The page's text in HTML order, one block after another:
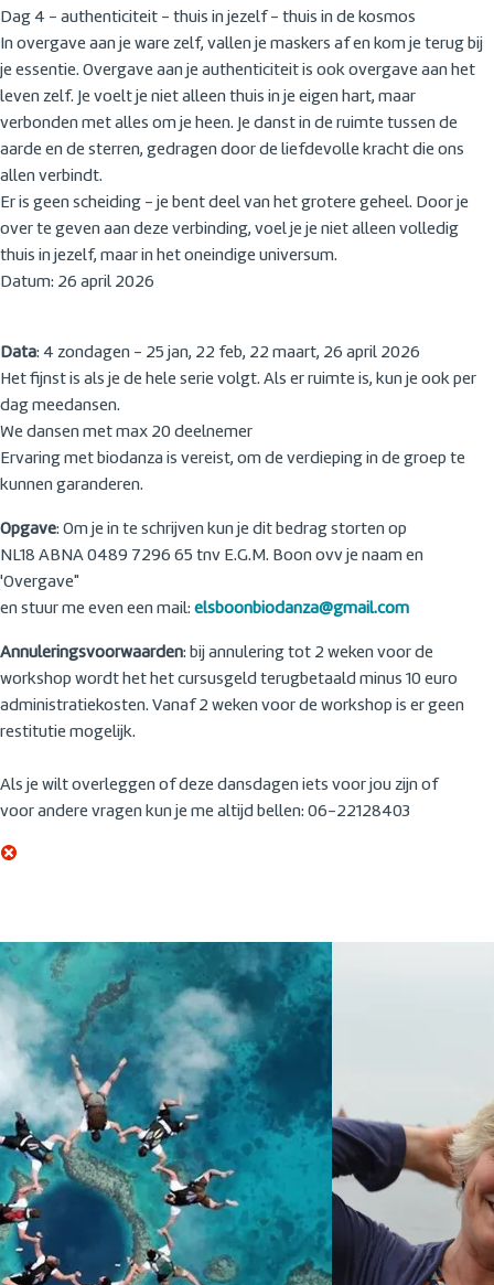
Dag 4 - authenticiteit - thuis in jezelf - thuis in de kosmos
In overgave aan je ware zelf, vallen je maskers af en kom je terug bij
je essentie. Overgave aan je authenticiteit is ook overgave aan het
leven zelf. Je voelt je niet alleen thuis in je eigen hart, maar
verbonden met alles om je heen. Je danst in de ruimte tussen de
aarde en de sterren, gedragen door de liefdevolle kracht die ons
allen verbindt.
Er is geen scheiding - je bent deel van het grotere geheel. Door je
over te geven aan deze verbinding, voel je je niet alleen volledig
thuis in jezelf, maar in het oneindige universum.
Datum: 26 april 2026
Data: 4 zondagen - 25 jan, 22 feb, 22 maart, 26 april 2026
Het fijnst is als je de hele serie volgt. Als er ruimte is, kun je ook per
dag meedansen.
We dansen met max 20 deelnemer
Ervaring met biodanza is vereist, om de verdieping in de groep te
kunnen garanderen.
Opgave: Om je in te schrijven kun je dit bedrag storten op
NL18 ABNA 0489 7296 65 tnv E.G.M. Boon ovv je naam en
'Overgave"
en stuur me even een mail: elsboonbiodanza@gmail.com
Annuleringsvoorwaarden: bij annulering tot 2 weken voor de
workshop wordt het het cursusgeld terugbetaald minus 10 euro
administratiekosten. Vanaf 2 weken voor de workshop is er geen
restitutie mogelijk.
Als je wilt overleggen of deze dansdagen iets voor jou zijn of
voor andere vragen kun je me altijd bellen: 06-22128403